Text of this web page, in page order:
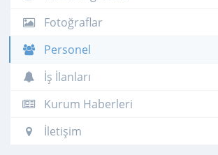
Fotoğraflar
Personel
İş İlanları
Kurum Haberleri
İletişim